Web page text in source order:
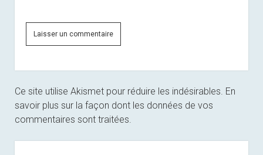
Ce site utilise Akismet pour réduire les indésirables. En
savoir plus sur la façon dont les données de vos
commentaires sont traitées